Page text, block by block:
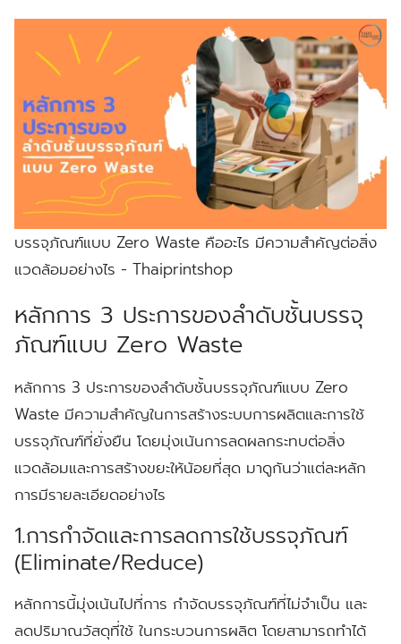
บรรจุภัณฑ์แบบ Zero Waste คืออะไร มีความสำคัญต่อสิ่ง
แวดล้อมอย่างไร - Thaiprintshop
หลักการ 3 ประการของลำดับชั้นบรรจุ
ภัณฑ์แบบ Zero Waste
หลักการ 3 ประการของลำดับชั้นบรรจุภัณฑ์แบบ Zero
Waste มีความสำคัญในการสร้างระบบการผลิตและการใช้
บรรจุภัณฑ์ที่ยั่งยืน โดยมุ่งเน้นการลดผลกระทบต่อสิ่ง
แวดล้อมและการสร้างขยะให้น้อยที่สุด มาดูกันว่าแต่ละหลัก
การมีรายละเอียดอย่างไร
1.การกำจัดและการลดการใช้บรรจุภัณฑ์
(Eliminate/Reduce)
หลักการนี้มุ่งเน้นไปที่การ กำจัดบรรจุภัณฑ์ที่ไม่จำเป็น และ
ลดปริมาณวัสดุที่ใช้ ในกระบวนการผลิต โดยสามารถทำได้